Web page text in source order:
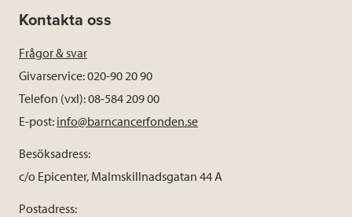
Kontakta oss
Frågor & svar
Givarservice: 020-90 20 90
Telefon (vxl): 08-584 209 00
E-post: info@barncancerfonden.se
Besöksadress:
c/o Epicenter, Malmskillnadsgatan 44 A
Postadress: